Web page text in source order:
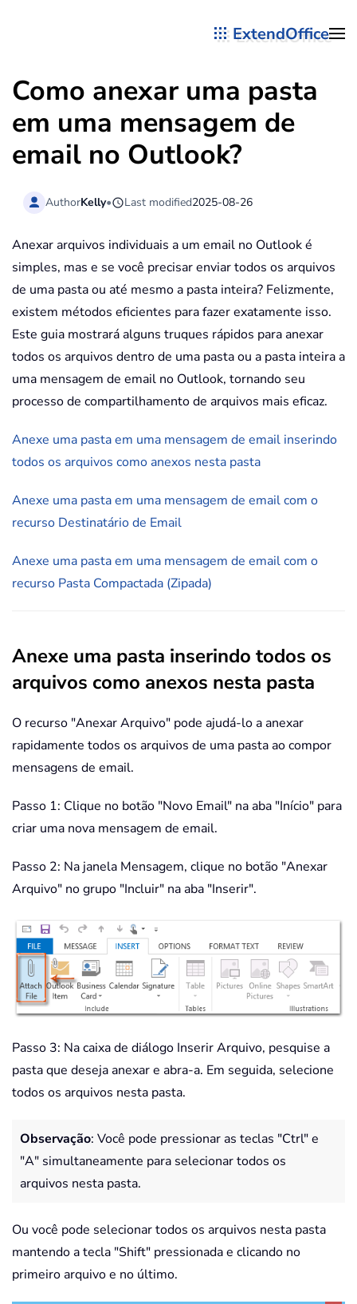
ExtendOffice
Como anexar uma pasta
em uma mensagem de
email no Outlook?
AuthorKelly• Last modified2025-08-26
Anexar arquivos individuais a um email no Outlook é
simples, mas e se você precisar enviar todos os arquivos
de uma pasta ou até mesmo a pasta inteira? Felizmente,
existem métodos eficientes para fazer exatamente isso.
Este guia mostrará alguns truques rápidos para anexar
todos os arquivos dentro de uma pasta ou a pasta inteira a
uma mensagem de email no Outlook, tornando seu
processo de compartilhamento de arquivos mais eficaz.
Anexe uma pasta em uma mensagem de email inserindo
todos os arquivos como anexos nesta pasta
Anexe uma pasta em uma mensagem de email com o
recurso Destinatário de Email
Anexe uma pasta em uma mensagem de email com o
recurso Pasta Compactada (Zipada)
Anexe uma pasta inserindo todos os
arquivos como anexos nesta pasta
O recurso "Anexar Arquivo" pode ajudá-lo a anexar
rapidamente todos os arquivos de uma pasta ao compor
mensagens de email.
Passo 1: Clique no botão "Novo Email" na aba "Início" para
criar uma nova mensagem de email.
Passo 2: Na janela Mensagem, clique no botão "Anexar
Arquivo" no grupo "Incluir" na aba "Inserir".
Passo 3: Na caixa de diálogo Inserir Arquivo, pesquise a
pasta que deseja anexar e abra-a. Em seguida, selecione
todos os arquivos nesta pasta.
Observação: Você pode pressionar as teclas "Ctrl" e
"A" simultaneamente para selecionar todos os
arquivos nesta pasta.
Ou você pode selecionar todos os arquivos nesta pasta
mantendo a tecla "Shift" pressionada e clicando no
primeiro arquivo e no último.